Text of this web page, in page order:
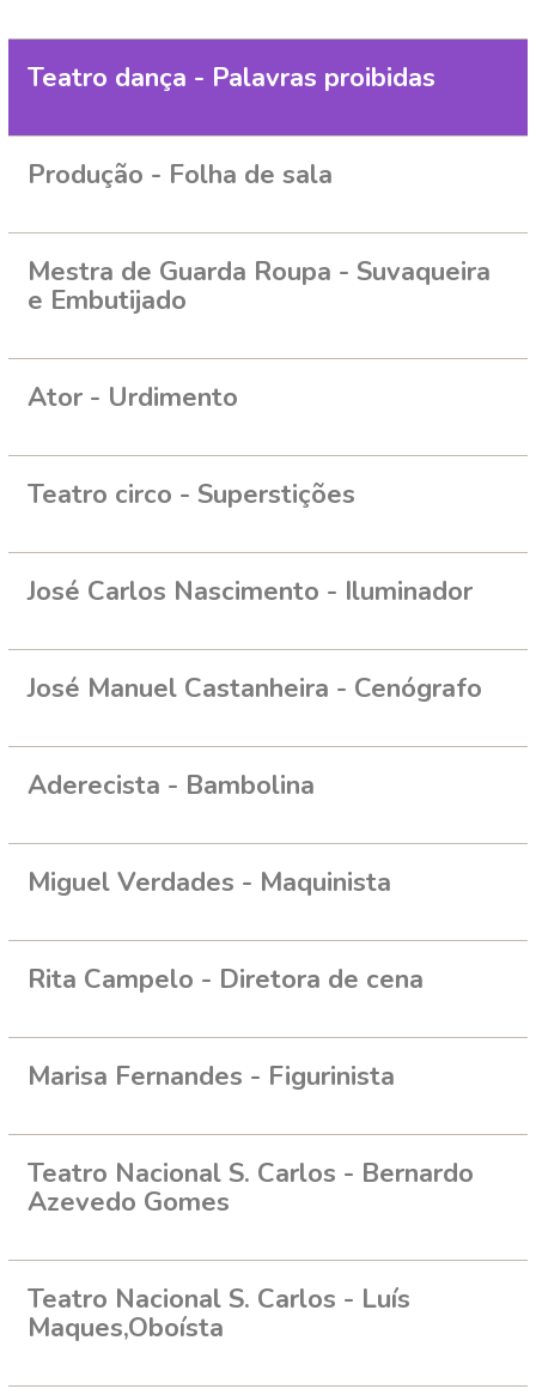
Teatro dança - Palavras proibidas
Produção - Folha de sala
Mestra de Guarda Roupa - Suvaqueira
e Embutijado
Ator - Urdimento
Teatro circo - Superstições
José Carlos Nascimento - Iluminador
José Manuel Castanheira - Cenógrafo
Aderecista - Bambolina
Miguel Verdades - Maquinista
Rita Campelo - Diretora de cena
Marisa Fernandes - Figurinista
Teatro Nacional S. Carlos - Bernardo
Azevedo Gomes
Teatro Nacional S. Carlos - Luís
Maques,Oboísta